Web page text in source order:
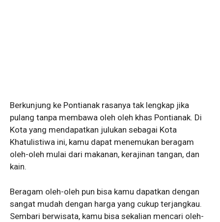
Berkunjung ke Pontianak rasanya tak lengkap jika
pulang tanpa membawa oleh oleh khas Pontianak. Di
Kota yang mendapatkan julukan sebagai Kota
Khatulistiwa ini, kamu dapat menemukan beragam
oleh-oleh mulai dari makanan, kerajinan tangan, dan
kain.
Beragam oleh-oleh pun bisa kamu dapatkan dengan
sangat mudah dengan harga yang cukup terjangkau.
Sembari berwisata, kamu bisa sekalian mencari oleh-